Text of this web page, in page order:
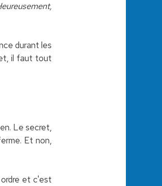
durant les
il faut tout
Le secret,
Et non,
et c'est